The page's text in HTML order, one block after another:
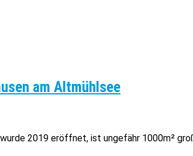
am Altmühlsee
2019 eröffnet, ist ungefähr 1000m²